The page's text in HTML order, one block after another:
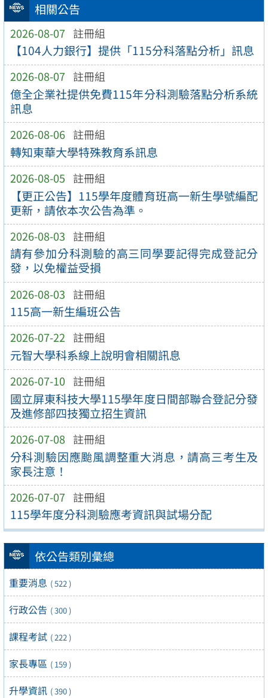
相關公告
2026-08-07 註冊組
【104人力銀行】提供「115分科落點分析」訊息
2026-08-07 註冊組
億全企業社提供免費115年分科測驗落點分析系統
訊息
2026-08-06 註冊組
轉知東華大學特殊教育系訊息
2026-08-05 註冊組
【更正公告】115學年度體育班高一新生學號編配
更新，請依本次公告為準。
2026-08-03 註冊組
請有參加分科測驗的高三同學要記得完成登記分
發，以免權益受損
2026-08-03 註冊組
115高一新生編班公告
2026-07-22 註冊組
元智大學科系線上說明會相關訊息
2026-07-10 註冊組
國立屏東科技大學115學年度日間部聯合登記分發
及進修部四技獨立招生資訊
2026-07-08 註冊組
分科測驗因應颱風調整重大消息，請高三考生及
家長注意！
2026-07-07 註冊組
115學年度分科測驗應考資訊與試場分配
依公告類別彙總
重要消息 ( 522 )
行政公告 ( 300 )
課程考試 ( 222 )
家長專區 ( 159 )
升學資訊 ( 390 )